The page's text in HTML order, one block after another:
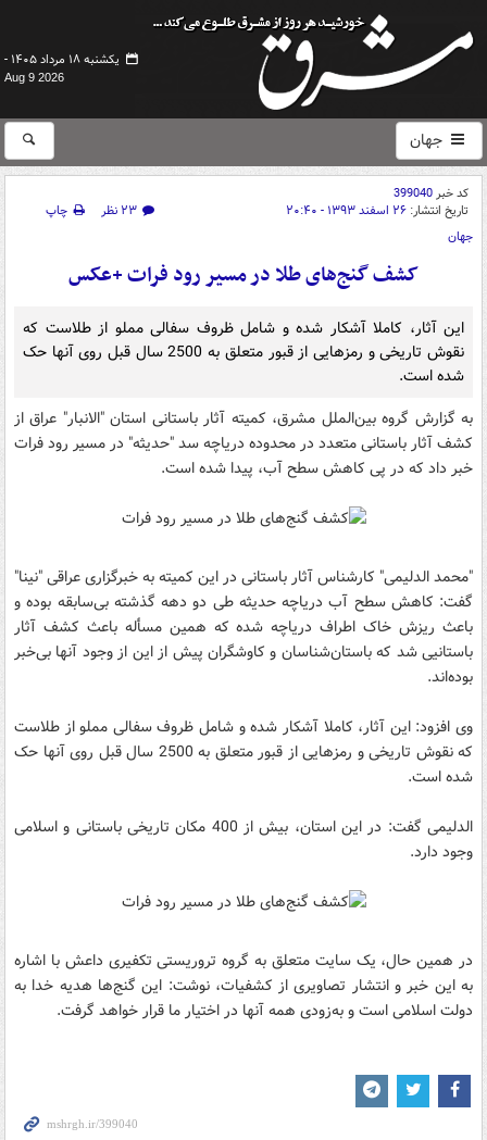
یکشنبه ۱۸ مرداد ۱۴۰۵ -
Aug 9 2026
جهان
کد خبر399040
تاریخ انتشار: ۲۶ اسفند ۱۳۹۳ - ۲۰:۴۰ ۲۳ نظر
چاپ
جهان
کشف گنج‌های طلا در مسیر رود فرات +عکس
این آثار، کاملا آشکار شده و شامل ظروف سفالی مملو از طلاست که
نقوش تاریخی و رمزهایی از قبور متعلق به 2500 سال قبل روی آنها حک
شده است.
به گزارش گروه بین‌الملل مشرق، کمیته آثار باستانی استان "الانبار" عراق از
کشف آثار باستانی متعدد در محدوده دریاچه سد "حدیثه" در مسیر رود فرات
خبر داد که در پی کاهش سطح آب، پیدا شده است.
"محمد الدلیمی" کارشناس آثار باستانی در این کمیته به خبرگزاری عراقی "نینا"
گفت: کاهش سطح آب دریاچه حدیثه طی دو دهه گذشته بی‌سابقه بوده و
باعث ریزش خاک اطراف دریاچه شده که همین مسأله باعث کشف آثار
باستانیی شد که باستان‌شناسان و کاوشگران پیش از این از وجود آنها بی‌خبر
بوده‌اند.
وی افزود: این آثار، کاملا آشکار شده و شامل ظروف سفالی مملو از طلاست
که نقوش تاریخی و رمزهایی از قبور متعلق به 2500 سال قبل روی آنها حک
شده است.
الدلیمی گفت: در این استان، بیش از 400 مکان تاریخی باستانی و اسلامی
وجود دارد.
در همین حال، یک سایت متعلق به گروه تروریستی تکفیری داعش با اشاره
به این خبر و انتشار تصاویری از کشفیات، نوشت: این گنج‌ها هدیه خدا به
دولت اسلامی است و به‌زودی همه آنها در اختیار ما قرار خواهد گرفت.